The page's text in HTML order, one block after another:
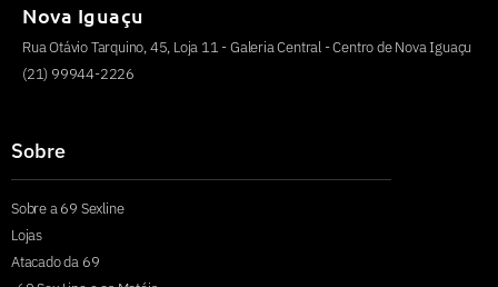
Nova Iguaçu
Rua Otávio Tarquino, 45, Loja 11 - Galeria Central - Centro de Nova Iguaçu
(21) 99944-2226
Sobre
Sobre a 69 Sexline
Lojas
Atacado da 69